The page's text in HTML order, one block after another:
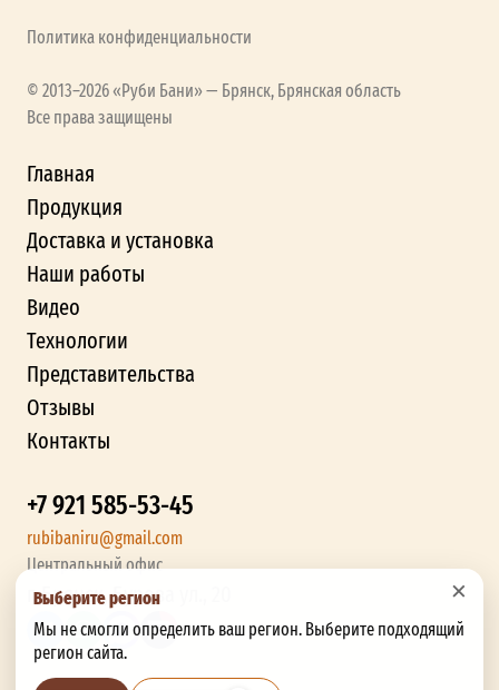
×
Выберите регион
Мы не смогли определить ваш регион. Выберите подходящий
регион сайта.
Политика конфиденциальности
© 2013–2026 «Руби Бани» — Брянск, Брянская область
Все права защищены
Главная
Продукция
Доставка и установка
Наши работы
Видео
Технологии
Представительства
Отзывы
Контакты
+7 921 585-53-45
rubibaniru@gmail.com
Центральный офис
г. Брянск, Бурова ул., 20